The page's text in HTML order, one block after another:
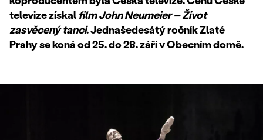
televize získal film John Neumeier – Život
zasvěcený tanci. Jednašedesátý ročník Zlaté
Prahy se koná od 25. do 28. září v Obecním domě.